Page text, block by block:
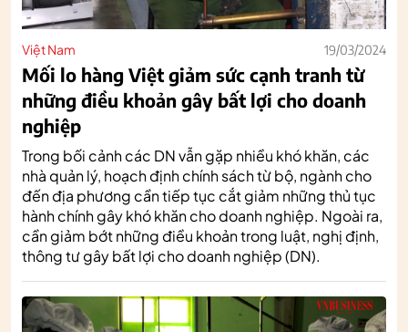
Việt Nam 19/03/2024
Mối lo hàng Việt giảm sức cạnh tranh từ
những điều khoản gây bất lợi cho doanh
nghiệp
Trong bối cảnh các DN vẫn gặp nhiều khó khăn, các
nhà quản lý, hoạch định chính sách từ bộ, ngành cho
đến địa phương cần tiếp tục cắt giảm những thủ tục
hành chính gây khó khăn cho doanh nghiệp. Ngoài ra,
cần giảm bớt những điều khoản trong luật, nghị định,
thông tư gây bất lợi cho doanh nghiệp (DN).